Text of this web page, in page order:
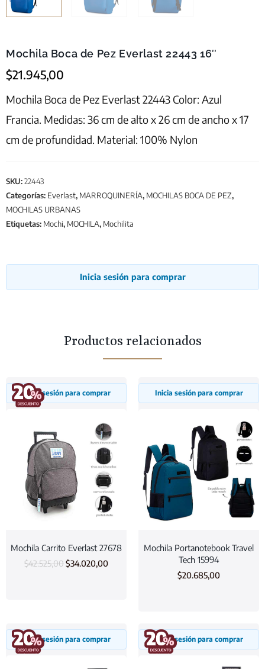
Mochila Boca de Pez Everlast 22443 16″
$21.945,00
Mochila Boca de Pez Everlast 22443 Color: Azul
Francia. Medidas: 36 cm de alto x 26 cm de ancho x 17
cm de profundidad. Material: 100% Nylon
SKU:22443
Categorías: Everlast, MARROQUINERÍA, MOCHILAS BOCA DE PEZ,
MOCHILAS URBANAS
Etiquetas: Mochi, MOCHILA, Mochilita
Inicia sesión para comprar
Productos relacionados
Inicia sesión para comprar
Mochila Carrito Everlast 27678
$42.525,00$34.020,00
Inicia sesión para comprar
Mochila Portanotebook Travel
Tech 15994
$20.685,00
Inicia sesión para comprar Inicia sesión para comprar